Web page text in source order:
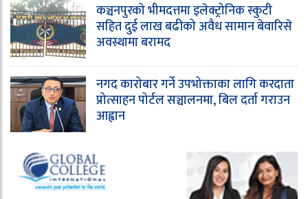
कञ्चनपुरको भीमदत्तमा इलेक्ट्रोनिक स्कुटी
सहित दुई लाख बढीको अवैध सामान बेवारिसे
अवस्थामा बरामद
नगद कारोबार गर्ने उपभोक्ताका लागि करदाता
प्रोत्साहन पोर्टल सञ्चालनमा, बिल दर्ता गराउन
आह्वान